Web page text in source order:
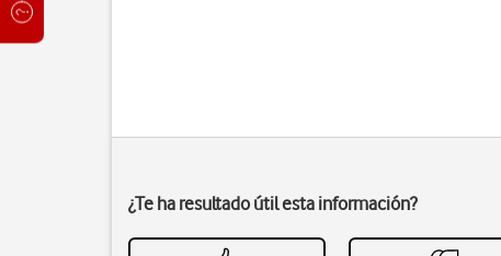
¿Te ha resultado útil esta información?